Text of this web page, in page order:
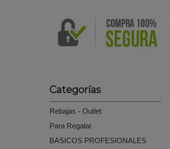
Categorías
Rebajas - Outlet
Para Regalar
BASICOS PROFESIONALES